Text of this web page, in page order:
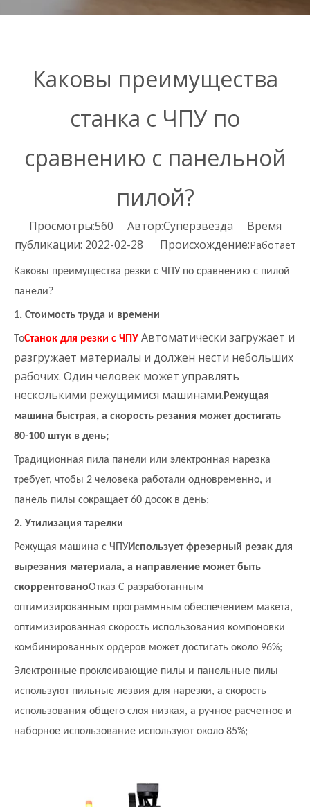
Каковы преимущества
станка с ЧПУ по
сравнению с панельной
пилой?
Просмотры:560 Автор:Суперзвезда Время
публикации: 2022-02-28 Происхождение:Работает
Каковы преимущества резки с ЧПУ по сравнению с пилой
панели?
1. Стоимость труда и времени
ТоСтанок для резки с ЧПУ Автоматически загружает и
разгружает материалы и должен нести небольших
рабочих. Один человек может управлять
несколькими режущимися машинами. Режущая
машина быстрая, а скорость резания может достигать
80-100 штук в день;
Традиционная пила панели или электронная нарезка
требует, чтобы 2 человека работали одновременно, и
панель пилы сокращает 60 досок в день;
2. Утилизация тарелки
Режущая машина с ЧПУИспользует фрезерный резак для
вырезания материала, а направление может быть
скоррентованоОтказ С разработанным
оптимизированным программным обеспечением макета,
оптимизированная скорость использования компоновки
комбинированных ордеров может достигать около 96%;
Электронные проклеивающие пилы и панельные пилы
используют пильные лезвия для нарезки, а скорость
использования общего слоя низкая, а ручное расчетное и
наборное использование используют около 85%;